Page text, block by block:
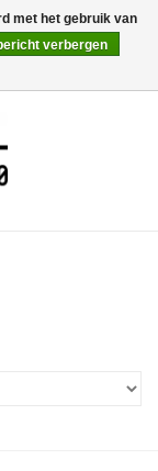
0 Artikelen - €0,00
met het gebruik van
verbergen